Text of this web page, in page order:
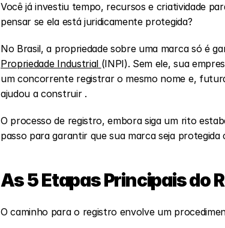
Você já investiu tempo, recursos e criatividade
pensar se ela está juridicamente protegida?
No Brasil, a propriedade sobre uma marca só é
Propriedade Industrial (INPI). Sem ele, sua
um concorrente registrar o mesmo nome e,
ajudou a construir .
O processo de registro, embora siga um rito
passo para garantir que sua marca seja protegida
As 5 Etapas Principais do
O caminho para o registro envolve um